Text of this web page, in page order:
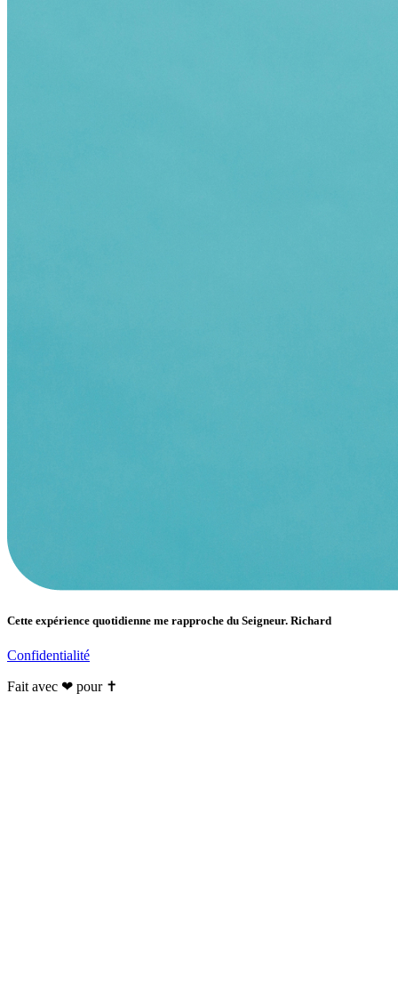
Cette expérience quotidienne me rapproche du Seigneur. Richard
Confidentialité
Fait avec ❤ pour ✝️️